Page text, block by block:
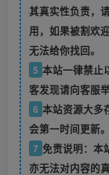
其真实性负责，
用，如果被割欢
无法给你找回。
5 本站一律禁止
客发现请向客服举
6 本站资源大多
会第一时间更新。
7 免责说明：本
亦无法对内容的